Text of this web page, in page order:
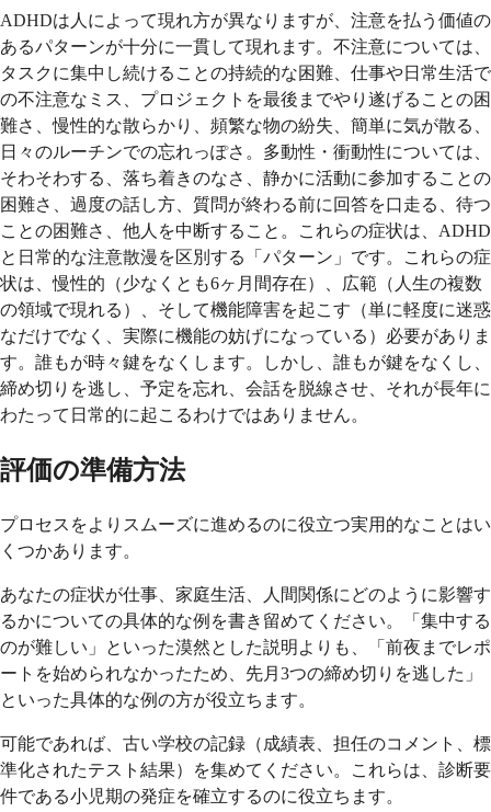
ADHDは人によって現れ方が異なりますが、注意を払う価値の
あるパターンが十分に一貫して現れます。不注意については、
タスクに集中し続けることの持続的な困難、仕事や日常生活で
の不注意なミス、プロジェクトを最後までやり遂げることの困
難さ、慢性的な散らかり、頻繁な物の紛失、簡単に気が散る、
日々のルーチンでの忘れっぽさ。多動性・衝動性については、
そわそわする、落ち着きのなさ、静かに活動に参加することの
困難さ、過度の話し方、質問が終わる前に回答を口走る、待つ
ことの困難さ、他人を中断すること。これらの症状は、ADHD
と日常的な注意散漫を区別する「パターン」です。これらの症
状は、慢性的（少なくとも6ヶ月間存在）、広範（人生の複数
の領域で現れる）、そして機能障害を起こす（単に軽度に迷惑
なだけでなく、実際に機能の妨げになっている）必要がありま
す。誰もが時々鍵をなくします。しかし、誰もが鍵をなくし、
締め切りを逃し、予定を忘れ、会話を脱線させ、それが長年に
わたって日常的に起こるわけではありません。
評価の準備方法
プロセスをよりスムーズに進めるのに役立つ実用的なことはい
くつかあります。
あなたの症状が仕事、家庭生活、人間関係にどのように影響す
るかについての具体的な例を書き留めてください。「集中する
のが難しい」といった漠然とした説明よりも、「前夜までレポ
ートを始められなかったため、先月3つの締め切りを逃した」
といった具体的な例の方が役立ちます。
可能であれば、古い学校の記録（成績表、担任のコメント、標
準化されたテスト結果）を集めてください。これらは、診断要
件である小児期の発症を確立するのに役立ちます。